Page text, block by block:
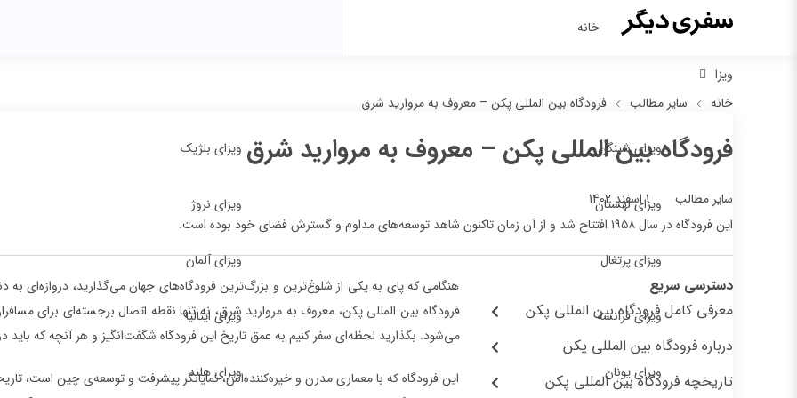
خانه
ویزا
ویزای شینگن ویزای بلژیک
ویزای لهستان ویزای نروژ
ویزای پرتغال ویزای آلمان
ویزای فرانسه ویزای ایتالیا
ویزای یونان ویزای هلند
خانه سایر مطالب فرودگاه بین‌ المللی پکن – معروف به مروارید شرق
فرودگاه بین‌ المللی پکن – معروف به مروارید شرق
سایر مطالب
1 اسفند 1402
این فرودگاه در سال ۱۹۵۸ افتتاح شد و از آن زمان تاکنون شاهد توسعه‌های مداوم و گسترش فضای خود بوده است.
دسترسی سریع
معرفی کامل فرودگاه بین‌ المللی پکن
درباره فرودگاه بین‌ المللی پکن
تاریخچه فرودگاه بین‌ المللی پکن
هنگامی که پای به یکی از شلوغ‌ترین و بزرگ‌ترین فرودگاه‌های جهان می‌گذارید، دروازه‌ای به
فرودگاه بین‌ المللی پکن، معروف به مروارید شرق، نه تنها نقطه اتصال برجسته‌ای برای
می‌شود. بگذارید لحظه‌ای سفر کنیم به عمق تاریخ این فرودگاه شگفت‌انگیز و هر آنچه که باید
این فرودگاه که با معماری مدرن و خیره‌کننده‌اش، نمایانگر پیشرفت و توسعه‌ی چین است،